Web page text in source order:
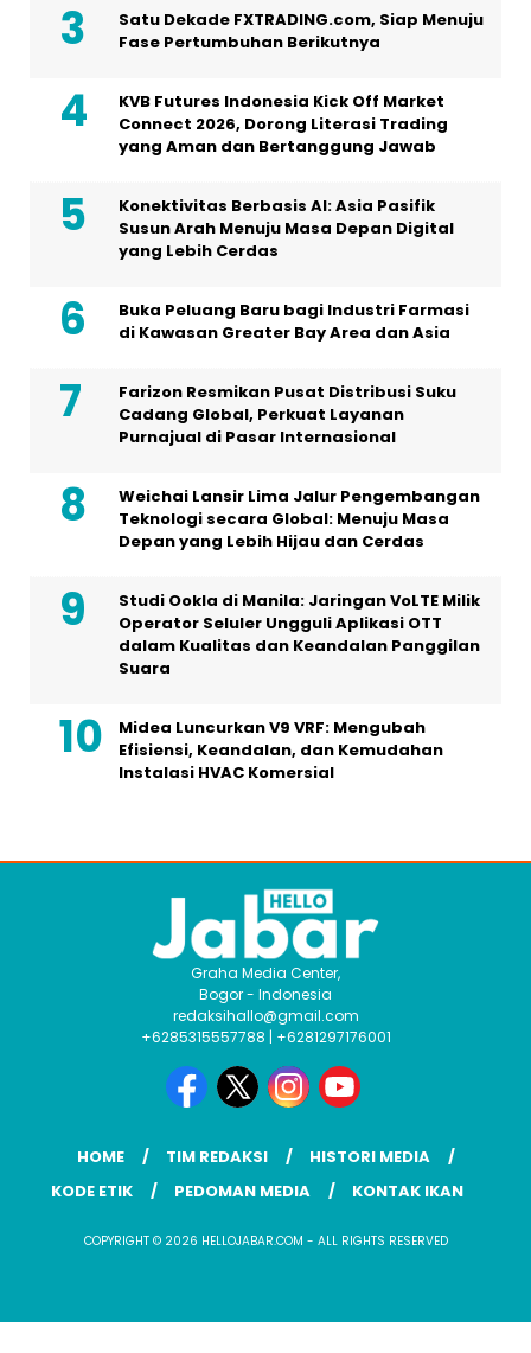
Satu Dekade FXTRADING.com, Siap Menuju
Fase Pertumbuhan Berikutnya
KVB Futures Indonesia Kick Off Market
Connect 2026, Dorong Literasi Trading
yang Aman dan Bertanggung Jawab
Konektivitas Berbasis AI: Asia Pasifik
Susun Arah Menuju Masa Depan Digital
yang Lebih Cerdas
Buka Peluang Baru bagi Industri Farmasi
di Kawasan Greater Bay Area dan Asia
Farizon Resmikan Pusat Distribusi Suku
Cadang Global, Perkuat Layanan
Purnajual di Pasar Internasional
Weichai Lansir Lima Jalur Pengembangan
Teknologi secara Global: Menuju Masa
Depan yang Lebih Hijau dan Cerdas
Studi Ookla di Manila: Jaringan VoLTE Milik
Operator Seluler Ungguli Aplikasi OTT
dalam Kualitas dan Keandalan Panggilan
Suara
Midea Luncurkan V9 VRF: Mengubah
Efisiensi, Keandalan, dan Kemudahan
Instalasi HVAC Komersial
Graha Media Center,
Bogor - Indonesia
redaksihallo@gmail.com
+6285315557788 | +6281297176001
HOME TIM REDAKSI
HISTORI MEDIA
KODE ETIK
PEDOMAN MEDIA KONTAK IKAN
COPYRIGHT © 2026 HELLOJABAR.COM - ALL RIGHTS RESERVED